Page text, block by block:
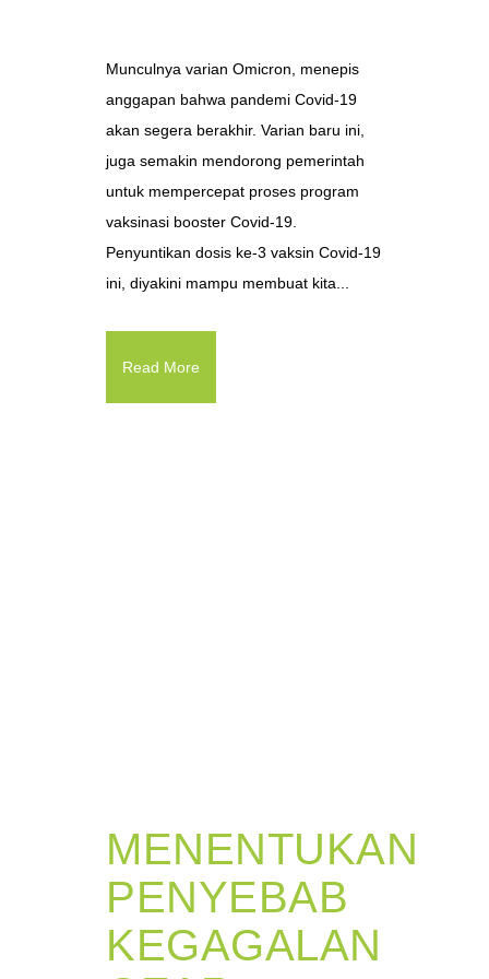
Munculnya varian Omicron, menepis
anggapan bahwa pandemi Covid-19
akan segera berakhir. Varian baru ini,
juga semakin mendorong pemerintah
untuk mempercepat proses program
vaksinasi booster Covid-19.
Penyuntikan dosis ke-3 vaksin Covid-19
ini, diyakini mampu membuat kita...
Read More
MENENTUKAN
PENYEBAB
KEGAGALAN